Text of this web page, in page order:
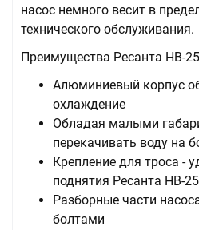
насос немного весит в
технического обслуживания.
Преимущества Ресанта НВ-
Алюминиевый корпус
охлаждение
Обладая малыми
перекачивать воду на
Крепление для троса -
поднятия Ресанта НВ-
Разборные части
болтами